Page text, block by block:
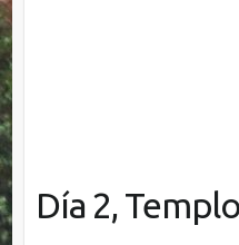
Día 2,